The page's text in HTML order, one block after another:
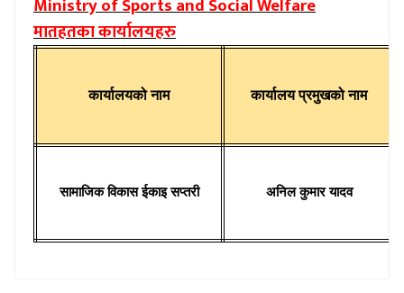
Ministry of Sports and Social Welfare
मातहतका कार्यालयहरु
कार्यालयको नाम कार्यालय प्रमुखको नाम
सामाजिक विकास ईकाइ सप्तरी अनिल कुमार यादव